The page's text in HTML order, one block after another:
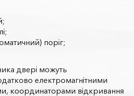
поріг;
двері можуть
електромагнітними
координаторами відкривання